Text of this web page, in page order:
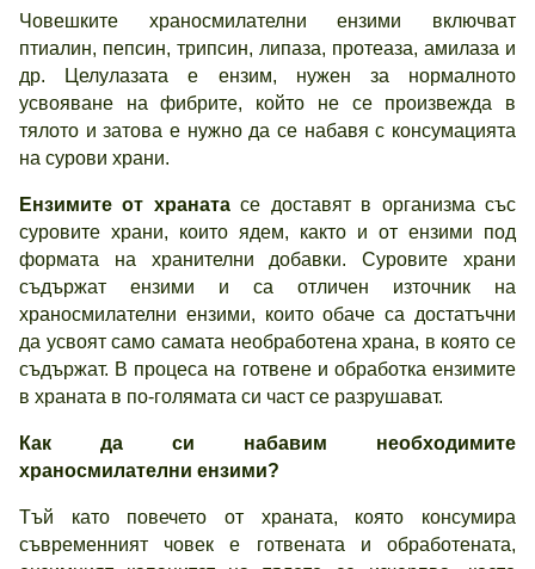
Човешките храносмилателни ензими включват
птиалин, пепсин, трипсин, липаза, протеаза, амилаза и
др. Целулазата е ензим, нужен за нормалното
усвояване на фибрите, който не се произвежда в
тялото и затова е нужно да се набавя с консумацията
на сурови храни.
Ензимите от хранатасе доставят в организма със
суровите храни, които ядем, както и от ензими под
формата на хранителни добавки. Суровите храни
съдържат ензими и са отличен източник на
храносмилателни ензими, които обаче са достатъчни
да усвоят само самата необработена храна, в която се
съдържат. В процеса на готвене и обработка ензимите
в храната в по-голямата си част се разрушават.
Как да си набавим необходимите
храносмилателни ензими?
Тъй като повечето от храната, която консумира
съвременният човек е готвената и обработената,